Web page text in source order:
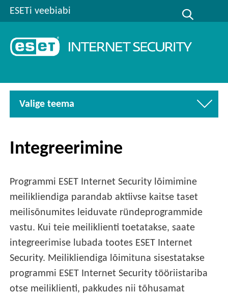
ESETi veebiabi
Valige teema
Integreerimine
Programmi ESET Internet Security lõimimine
meilikliendiga parandab aktiivse kaitse taset
meilisõnumites leiduvate ründeprogrammide
vastu. Kui teie meiliklienti toetatakse, saate
integreerimise lubada tootes ESET Internet
Security. Meilikliendiga lõimituna sisestatakse
programmi ESET Internet Security tööriistariba
otse meiliklienti, pakkudes nii tõhusamat